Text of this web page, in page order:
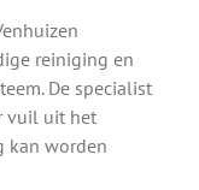
reiniging en
De specialist
vuil uit het
kan worden